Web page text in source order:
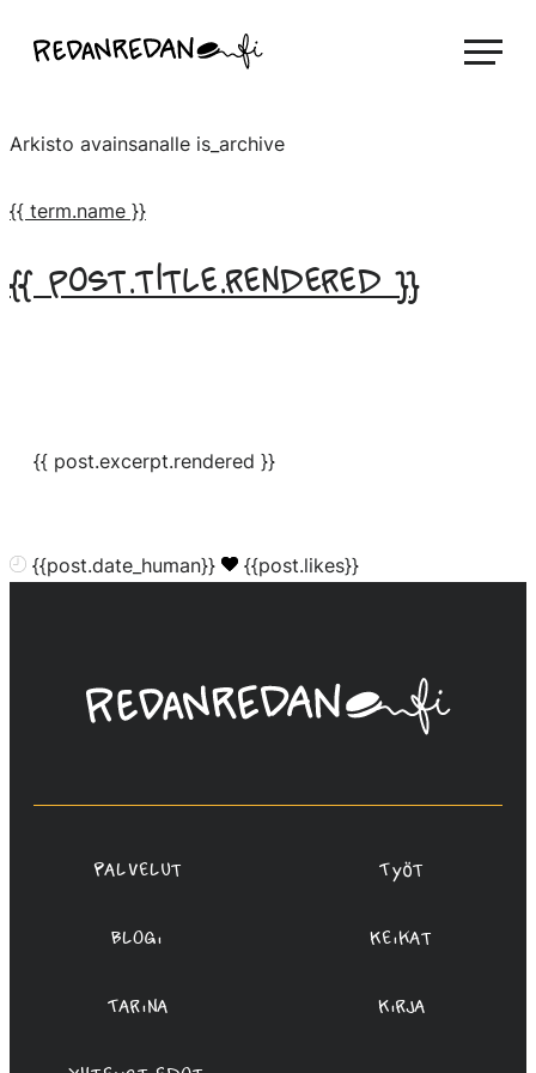
suoraan
Linda Saukko-Rauta, Redanredan Oy
piirrosvideoita
Arkisto avainsanalle is_archive
{{ term.name }}
{{ post.title.rendered }}
{{ post.excerpt.rendered }}
{{post.date_human}} {{post.likes}}
Linda
Saukko-
Oy
Palvelut Työt
Blogi Keikat
Tarina Kirja